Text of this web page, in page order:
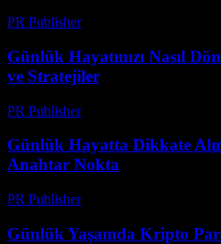
PR Publisher-
Günlük Hayatınızı Nasıl
ve Stratejiler
PR Publisher-
Günlük Hayatta Dikkate
Anahtar Nokta
PR Publisher-
Günlük Yaşamda Kripto